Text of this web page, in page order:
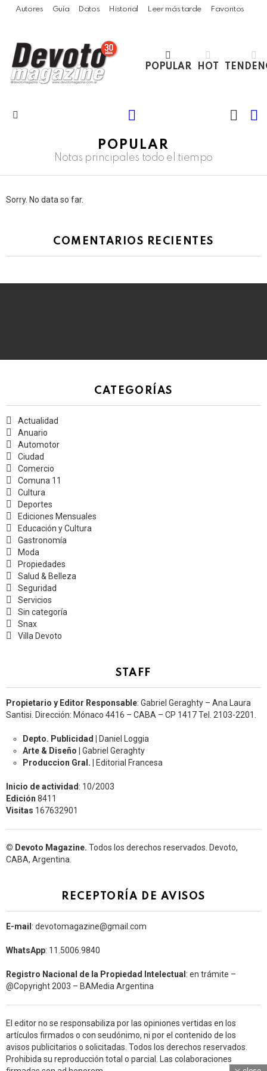
Autores Guía Datos Historial Leer más tarde Favoritos
POPULAR HOT
SKIN
POPULAR
Notas principales todo el tiempo
Sorry. No data so far.
COMENTARIOS RECIENTES
CATEGORÍAS
Actualidad
Anuario
Automotor
Ciudad
Comercio
Comuna 11
Cultura
Deportes
Ediciones Mensuales
Educación y Cultura
Gastronomía
Moda
Propiedades
Salud & Belleza
Seguridad
Servicios
Sin categoría
Snax
Villa Devoto
STAFF
Propietario y Editor Responsable: Gabriel Geraghty – Ana Laura
Santisi. Dirección: Mónaco 4416 – CABA – CP 1417Tel. 2103-2201.
Depto. Publicidad |
Daniel Loggia
Arte & Diseño | Gabriel Geraghty
Produccion Gral. |
Editorial Francesa
Inicio de actividad : 10/2003
Edición 8411
Visitas 167632901
© Devoto Magazine. Todos los derechos reservados. Devoto,
CABA, Argentina.
RECEPTORÍA DE AVISOS
E-mail : devotomagazine@gmail.com
WhatsApp: 11.5006.9840
Registro Nacional de la Propiedad Intelectual : en trámite –
@Copyright 2003 – BAMedia Argentina
El editor no se responsabiliza por las opiniones vertidas en los
artículos firmados o con seudónimo, ni por el contenido de los
avisos publicitarios o solicitadas. Todos los derechos reservados.
Prohibida su reproducción total o parcial. Las colaboraciones